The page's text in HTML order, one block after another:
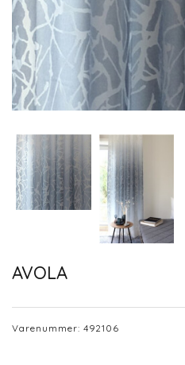
AVOLA
Varenummer: 492106